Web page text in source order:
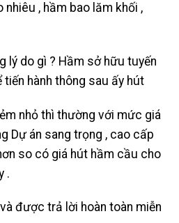
, hầm bao lăm khối ,
lý do gì ? Hầm sở hữu tuyến
hành thông sau ấy hút
nhỏ thì thường với mức giá
Dự án sang trọng , cao cấp
so có giá hút hầm cầu cho
.
được trả lời hoàn toàn miễn